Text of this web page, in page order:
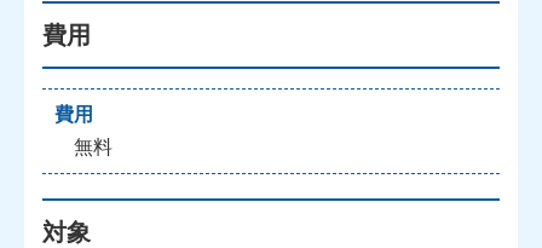
費用
費用
無料
対象